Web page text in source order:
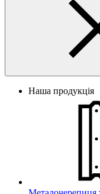
Наша продукція